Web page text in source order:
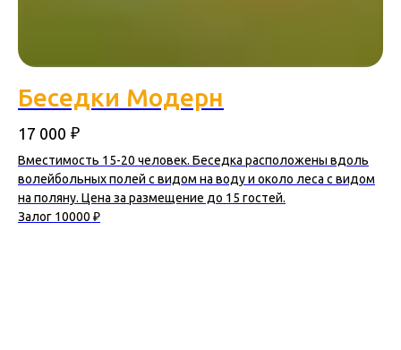
Беседки Модерн
17 000 ₽
Вместимость 15-20 человек. Беседка расположены вдоль
волейбольных полей с видом на воду и около леса с видом
на поляну. Цена за размещение до 15 гостей.
Залог 10000 ₽